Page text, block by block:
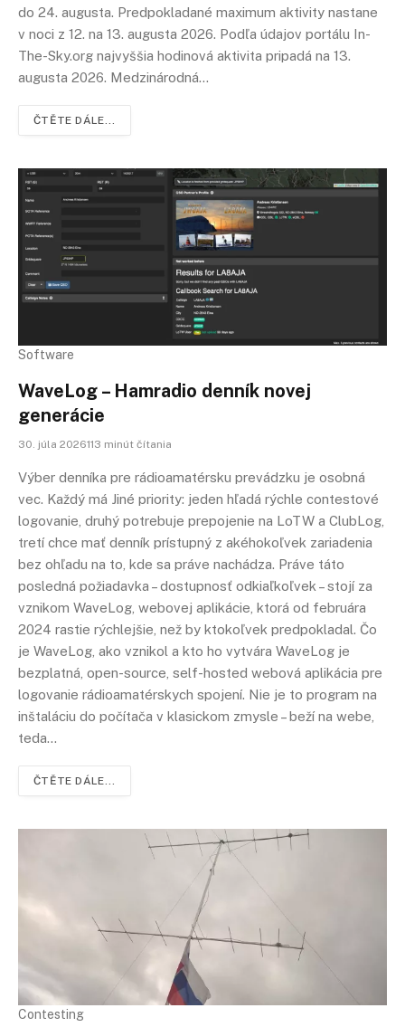
do 24. augusta. Predpokladané maximum aktivity nastane
v noci z 12. na 13. augusta 2026. Podľa údajov portálu In-
The-Sky.org najvyššia hodinová aktivita pripadá na 13.
augusta 2026. Medzinárodná…
ČTĚTE DÁLE...
Software
WaveLog – Hamradio denník novej
generácie
30. júla 2026113 minút čítania
Výber denníka pre rádioamatérsku prevádzku je osobná
vec. Každý má Jiné priority: jeden hľadá rýchle contestové
logovanie, druhý potrebuje prepojenie na LoTW a ClubLog,
tretí chce mať denník prístupný z akéhokoľvek zariadenia
bez ohľadu na to, kde sa práve nachádza. Práve táto
posledná požiadavka – dostupnosť odkiaľkoľvek – stojí za
vznikom WaveLog, webovej aplikácie, ktorá od februára
2024 rastie rýchlejšie, než by ktokoľvek predpokladal. Čo
je WaveLog, ako vznikol a kto ho vytvára WaveLog je
bezplatná, open-source, self-hosted webová aplikácia pre
logovanie rádioamatérskych spojení. Nie je to program na
inštaláciu do počítača v klasickom zmysle – beží na webe,
teda…
ČTĚTE DÁLE...
Contesting